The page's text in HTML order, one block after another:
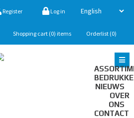
Register Log in
Shopping cart (0) items Orderlist (0)
NIEUWS
OVER
ONS
CONTACT